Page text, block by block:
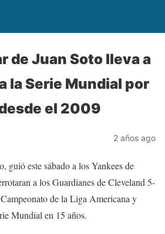
de Juan Soto lleva a
la Serie Mundial por
el 2009
2 años ago
guió este sábado a los Yankees de
a los Guardianes de Cleveland 5-
de la Liga Americana y
Mundial en 15 años.